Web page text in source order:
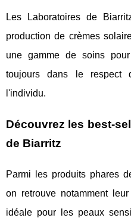
Les Laboratoires de
production de crèmes
une gamme de soins
toujours dans le respect
l'individu.
Découvrez les best-
de Biarritz
Parmi les produits phares
on retrouve notamment
idéale pour les peaux